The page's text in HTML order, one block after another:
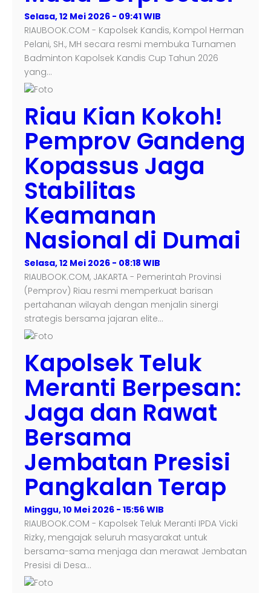
Selasa, 12 Mei 2026 - 09:41 WIB
RIAUBOOK.COM - Kapolsek Kandis, Kompol Herman
Pelani, SH., MH secara resmi membuka Turnamen
Badminton Kapolsek Kandis Cup Tahun 2026
yang…
Riau Kian Kokoh!
Pemprov Gandeng
Kopassus Jaga
Stabilitas
Keamanan
Nasional di Dumai
Selasa, 12 Mei 2026 - 08:18 WIB
RIAUBOOK.COM, JAKARTA - Pemerintah Provinsi
(Pemprov) Riau resmi memperkuat barisan
pertahanan wilayah dengan menjalin sinergi
strategis bersama jajaran elite…
Kapolsek Teluk
Meranti Berpesan:
Jaga dan Rawat
Bersama
Jembatan Presisi
Pangkalan Terap
Minggu, 10 Mei 2026 - 15:56 WIB
RIAUBOOK.COM - Kapolsek Teluk Meranti IPDA Vicki
Rizky, mengajak seluruh masyarakat untuk
bersama-sama menjaga dan merawat Jembatan
Presisi di Desa…